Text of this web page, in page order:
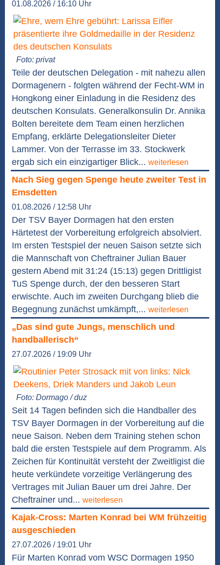
01.08.2026 / 16:10 Uhr
Foto: privat
Teile der deutschen Delegation - mit nahezu allen
Dormagenern - folgten während der Fecht-WM in
Hongkong einer Einladung in die Residenz des
deutschen Konsulats. Generalkonsulin Dr. Annika
Bolten bereitete dem Team einen herzlichen
Empfang, erklärte Delegationsleiter Dieter
Lammer. Von der Terrasse im 33. Stockwerk
ergab sich ein einzigartiger Blick... weiterlesen
Nach Sieg gegen Spenge heute zweiter Test in
Emsdetten
01.08.2026 / 12:58 Uhr
Der TSV Bayer Dormagen hat den ersten
Härtetest der Vorbereitung erfolgreich absolviert.
Im ersten Testspiel der neuen Saison setzte sich
die Mannschaft von Cheftrainer Julian Bauer
gestern Abend mit 31:24 (15:13) gegen Drittligist
TuS Spenge durch, der den besseren Start
erwischte. Auch im zweiten Durchgang blieb die
Begegnung zunächst umkämpft,... weiterlesen
„Das sind gute Jungs, menschlich und
handballerisch“
27.07.2026 / 19:09 Uhr
Foto: Dormago / duz
Seit 14 Tagen befinden sich die Handballer des
TSV Bayer Dormagen in der Vorbereitung auf die
neue Saison. Neben dem Training stehen schon
bald die ersten Testspiele auf dem Programm. Als
Zeichen für Kontinuität versteht der Zweitligist die
heute verkündete vorzeitige Verlängerung des
Vertrages mit Julian Bauer um drei Jahre. Der
Cheftrainer und... weiterlesen
Kajak-Cross: Marten Konrad bei WM frühzeitig
ausgeschieden
27.07.2026 / 19:01 Uhr
Für Marten Konrad vom WSC Dormagen 1950